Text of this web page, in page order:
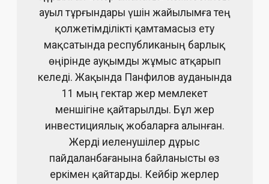
ауыл тұрғындары үшін жайы­лымға тең
қолжетімділікті қамтамасыз ету
мақсатында республиканың бар­лық
өңірінде ауқымды жұмыс атқарып
келеді. Жақында Панфилов ауда­нында
11 мың гектар жер мемлекет
меншігіне қайтарылды. Бұл жер
инвес­тиция­лық жобаларға алынған.
Жерді иеленушілер дұрыс
пайдаланбағанына байла­нысты өз
еркімен қайтарды. Кейбір жерлер